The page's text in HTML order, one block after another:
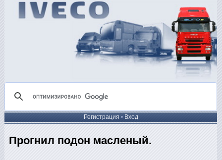
Регистрация • Вход
Прогнил подон масленый.